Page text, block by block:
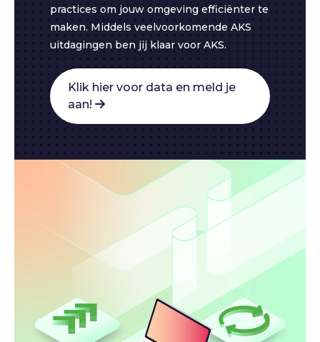
practices om jouw omgeving efficiënter te
maken. Middels veelvoorkomende AKS
uitdagingen ben jij klaar voor AKS.
Klik hier voor data en meld je
aan!